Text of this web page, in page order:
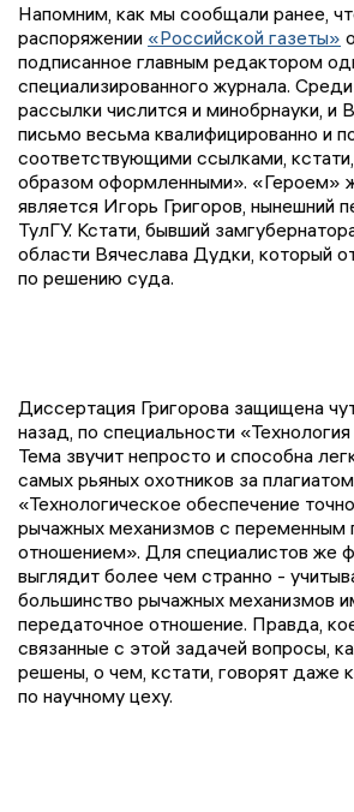
Напомним, как мы сообщали ранее,
распоряжении «Российской газеты»
подписанное главным редактором
специализированного журнала.
рассылки числится и минобрнауки, и
письмо весьма квалифицированно и
соответствующими ссылками,
образом оформленными». «Героем»
является Игорь Григоров, нынешний
ТулГУ. Кстати, бывший
области Вячеслава Дудки, который
по решению суда.
Диссертация Григорова защищена
назад, по специальности
Тема звучит непросто и способна
самых рьяных охотников за
«Технологическое обеспечение
рычажных механизмов с переменным
отношением». Для специалистов же
выглядит более чем странно -
большинство рычажных механизмов
передаточное отношение. Правда,
связанные с этой задачей вопросы,
решены, о чем, кстати, говорят даже
по научному цеху.